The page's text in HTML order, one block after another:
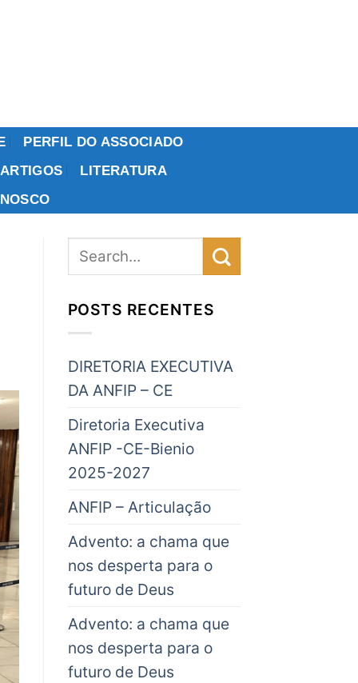
PERFIL DO ASSOCIADO
ARTIGOS
LITERATURA
POSTS RECENTES
DIRETORIA EXECUTIVA
DA ANFIP – CE
Diretoria Executiva
ANFIP -CE-Bienio
2025-2027
ANFIP – Articulação
Advento: a chama que
nos desperta para o
futuro de Deus
Advento: a chama que
nos desperta para o
futuro de Deus